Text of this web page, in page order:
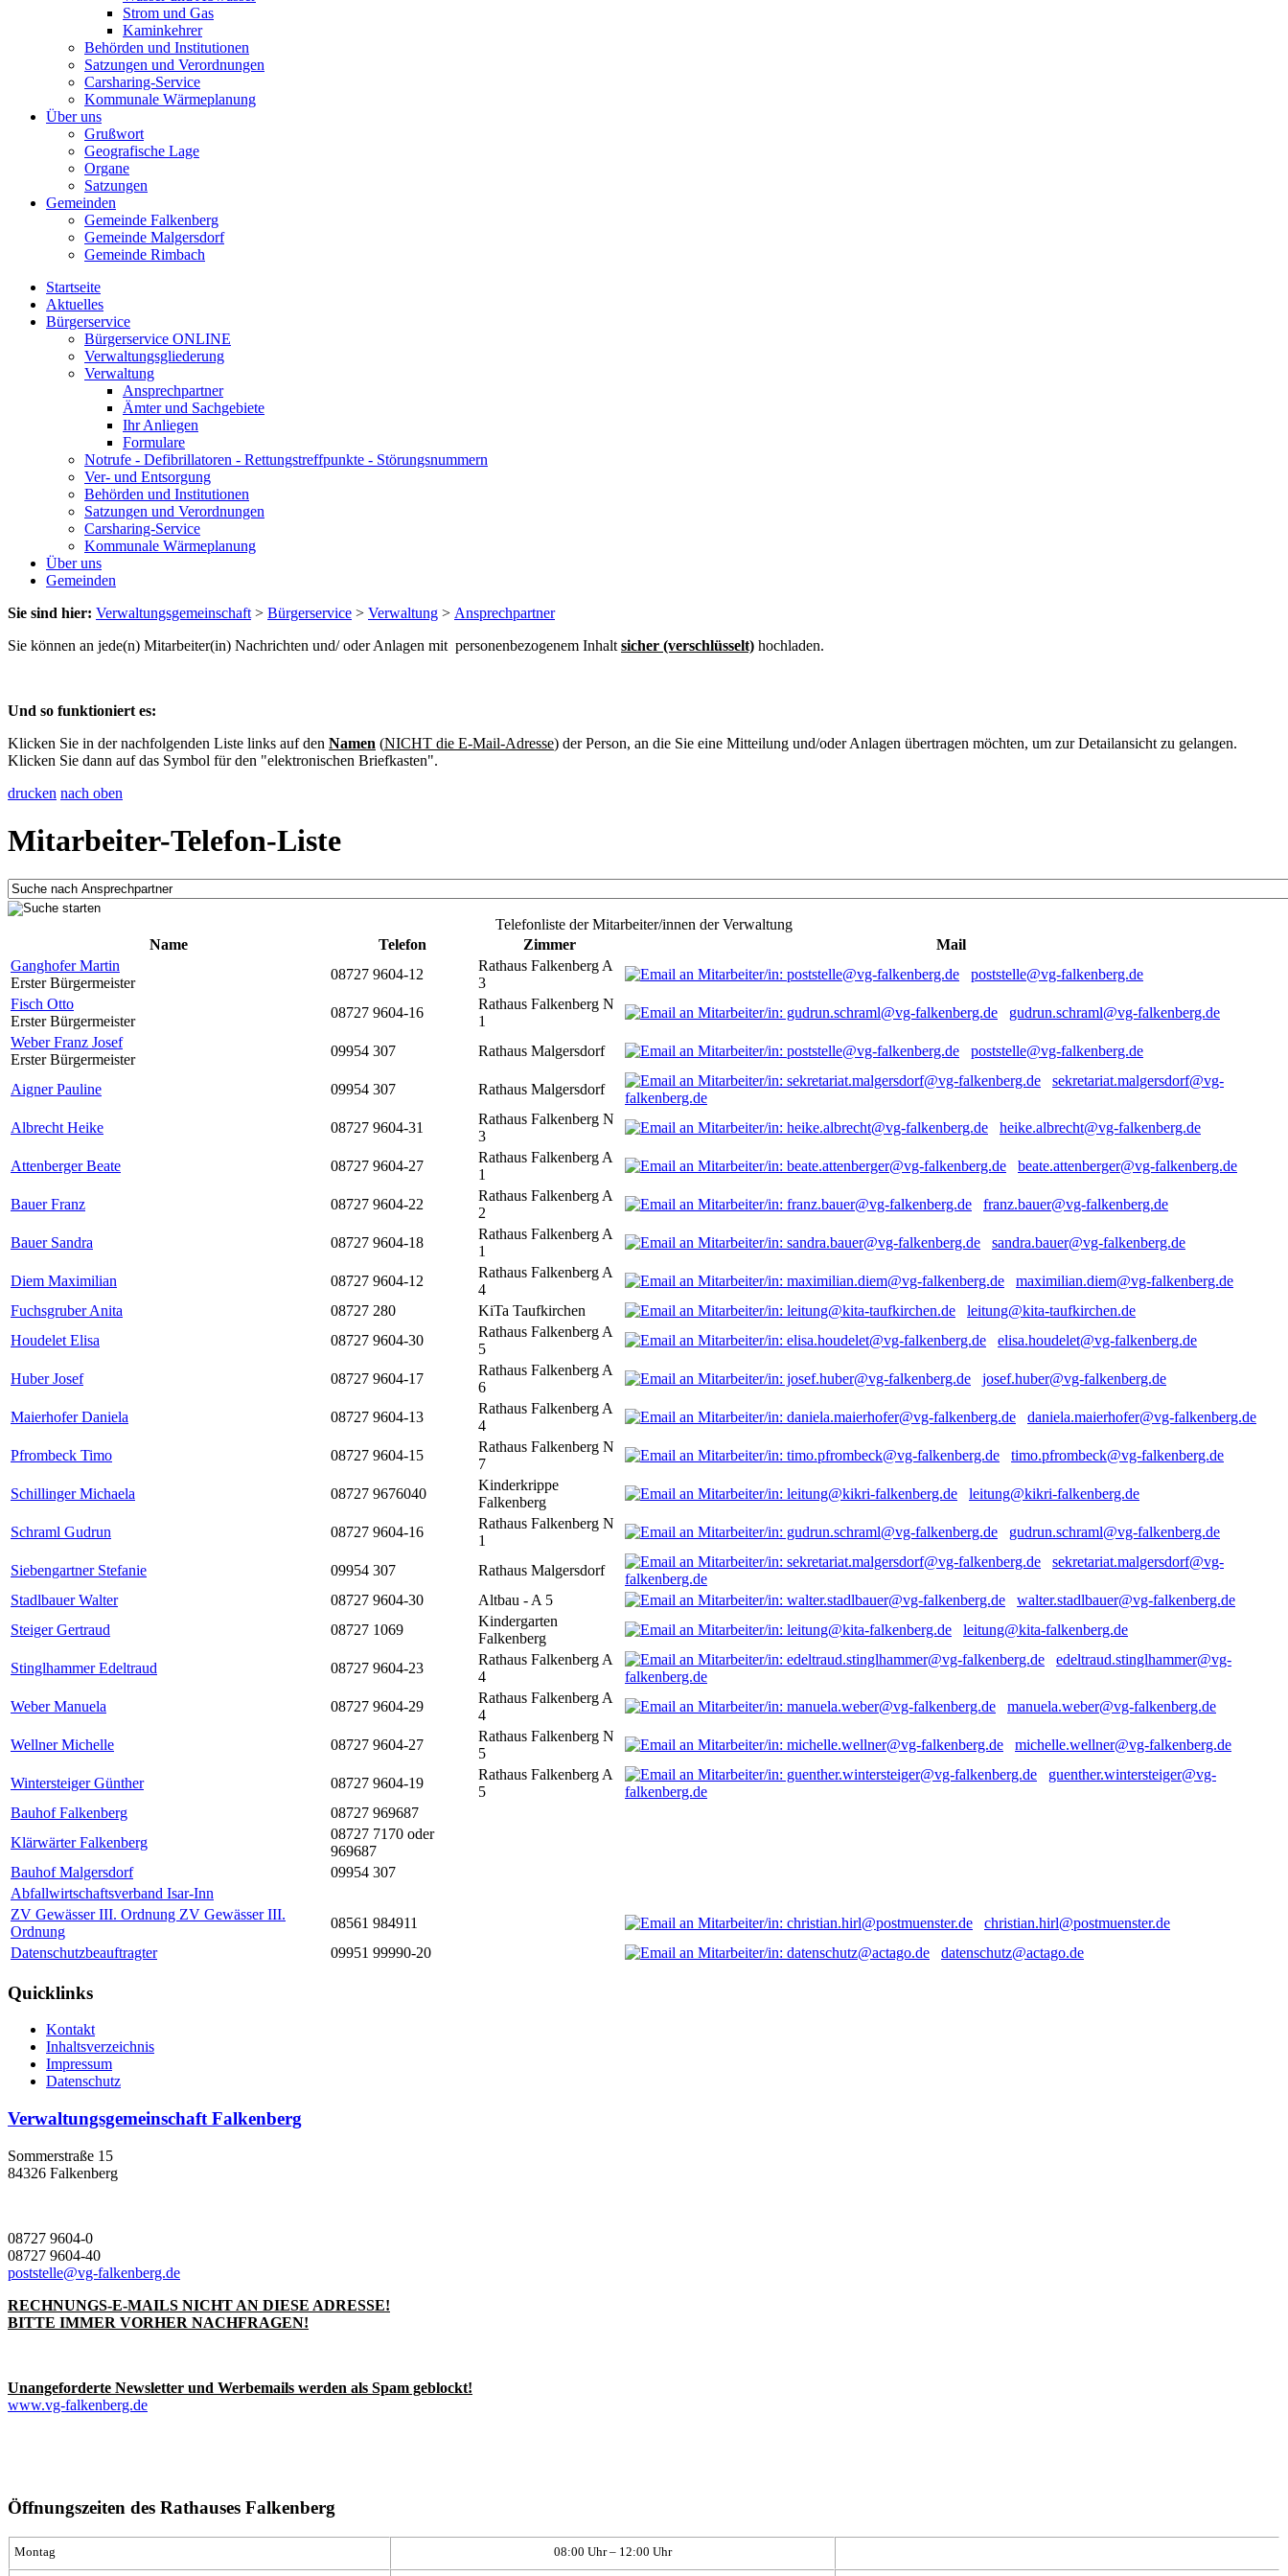
Strom und Gas
Kaminkehrer
Behörden und Institutionen
Satzungen und Verordnungen
Carsharing-Service
Kommunale Wärmeplanung
Über uns
Grußwort
Geografische Lage
Organe
Satzungen
Gemeinden
Gemeinde Falkenberg
Gemeinde Malgersdorf
Gemeinde Rimbach
Startseite
Aktuelles
Bürgerservice
Bürgerservice ONLINE
Verwaltungsgliederung
Verwaltung
Ansprechpartner
Ämter und Sachgebiete
Ihr Anliegen
Formulare
Notrufe - Defibrillatoren - Rettungstreffpunkte - Störungsnummern
Ver- und Entsorgung
Behörden und Institutionen
Satzungen und Verordnungen
Carsharing-Service
Kommunale Wärmeplanung
Über uns
Gemeinden
Sie sind hier: Verwaltungsgemeinschaft > Bürgerservice > Verwaltung > Ansprechpartner
Sie können an jede(n) Mitarbeiter(in) Nachrichten und/ oder Anlagen mit personenbezogenem Inhalt sicher (verschlüsselt) hochladen.
Und so funktioniert es:
Klicken Sie in der nachfolgenden Liste links auf den Namen (NICHT die E-Mail-Adresse) der Person, an die Sie eine Mitteilung und/oder Anlagen übertragen möchten, um zur Detailansicht zu gelangen.
Klicken Sie dann auf das Symbol für den "elektronischen Briefkasten".
drucken nach oben
Mitarbeiter-Telefon-Liste
Telefonliste der Mitarbeiter/innen der Verwaltung
Name
Telefon Zimmer
Mail
Ganghofer Martin
Erster Bürgermeister
08727 9604-12
Rathaus Falkenberg A
3
poststelle@vg-falkenberg.de
Fisch Otto
Erster Bürgermeister
08727 9604-16
Rathaus Falkenberg N
1
gudrun.schraml@vg-falkenberg.de
Weber Franz Josef
Erster Bürgermeister
09954 307 Rathaus Malgersdorf poststelle@vg-falkenberg.de
Aigner Pauline 09954 307 Rathaus Malgersdorf
sekretariat.malgersdorf@vg-
falkenberg.de
Albrecht Heike
08727 9604-31
Rathaus Falkenberg N
3
heike.albrecht@vg-falkenberg.de
Attenberger Beate 08727 9604-27
Rathaus Falkenberg A
1
beate.attenberger@vg-falkenberg.de
Bauer Franz 08727 9604-22
Rathaus Falkenberg A
2
franz.bauer@vg-falkenberg.de
Bauer Sandra 08727 9604-18
Rathaus Falkenberg A
1
sandra.bauer@vg-falkenberg.de
Diem Maximilian 08727 9604-12
Rathaus Falkenberg A
4
maximilian.diem@vg-falkenberg.de
Fuchsgruber Anita
08727 280 KiTa Taufkirchen
leitung@kita-taufkirchen.de
Houdelet Elisa
08727 9604-30
Rathaus Falkenberg A
5
elisa.houdelet@vg-falkenberg.de
Huber Josef 08727 9604-17
Rathaus Falkenberg A
6
josef.huber@vg-falkenberg.de
Maierhofer Daniela 08727 9604-13
Rathaus Falkenberg A
4
daniela.maierhofer@vg-falkenberg.de
Pfrombeck Timo 08727 9604-15
Rathaus Falkenberg N
7
timo.pfrombeck@vg-falkenberg.de
Schillinger Michaela 08727 9676040
Kinderkrippe
Falkenberg
leitung@kikri-falkenberg.de
Schraml Gudrun 08727 9604-16
Rathaus Falkenberg N
1
gudrun.schraml@vg-falkenberg.de
Siebengartner Stefanie 09954 307 Rathaus Malgersdorf
sekretariat.malgersdorf@vg-
falkenberg.de
Stadlbauer Walter
08727 9604-30 Altbau - A 5
walter.stadlbauer@vg-falkenberg.de
Steiger Gertraud
08727 1069
Kindergarten
Falkenberg
leitung@kita-falkenberg.de
Stinglhammer Edeltraud 08727 9604-23
Rathaus Falkenberg A
4
edeltraud.stinglhammer@vg-
falkenberg.de
Weber Manuela
08727 9604-29
Rathaus Falkenberg A
4
manuela.weber@vg-falkenberg.de
Wellner Michelle 08727 9604-27
Rathaus Falkenberg N
5
michelle.wellner@vg-falkenberg.de
Wintersteiger Günther 08727 9604-19
Rathaus Falkenberg A
5
guenther.wintersteiger@vg-
falkenberg.de
Bauhof Falkenberg
08727 969687
Klärwärter Falkenberg
08727 7170 oder
969687
Bauhof Malgersdorf
09954 307
Abfallwirtschaftsverband Isar-Inn
ZV Gewässer III. Ordnung ZV Gewässer III.
Ordnung
08561 984911
christian.hirl@postmuenster.de
Datenschutzbeauftragter
09951 99990-20 datenschutz@actago.de
Quicklinks
Kontakt
Inhaltsverzeichnis
Impressum
Datenschutz
Verwaltungsgemeinschaft Falkenberg
Sommerstraße 15
84326 Falkenberg
08727 9604-0
08727 9604-40
poststelle@vg-falkenberg.de
RECHNUNGS-E-MAILS NICHT AN DIESE ADRESSE!
BITTE IMMER VORHER NACHFRAGEN!
Unangeforderte Newsletter und Werbemails werden als Spam geblockt!
www.vg-falkenberg.de
Öffnungszeiten des Rathauses Falkenberg
Montag 08:00 Uhr – 12:00 Uhr